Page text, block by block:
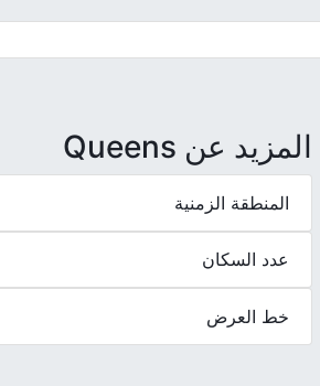
المزيد عن Queens
المنطقة الزمنية
عدد السكان
خط العرض